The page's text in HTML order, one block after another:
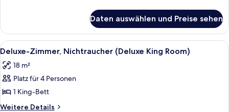
Doppelzimmer,
Nichtraucher
(Superior
Room)
Daten auswählen und Preise sehen
Alle
Fotos
für
Deluxe-
Zimmer,
Nichtraucher
Ein Hotelzimmer mit einem großen
9
Deluxe-Zimmer, Nichtraucher (Deluxe King Room)
18 m²
Platz für 4 Personen
1 King-Bett
Weitere Details
Weitere